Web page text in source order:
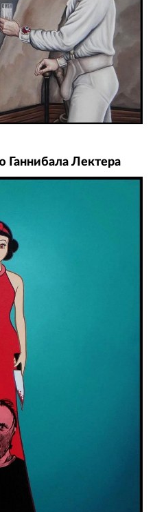
Ганнибала Лектера